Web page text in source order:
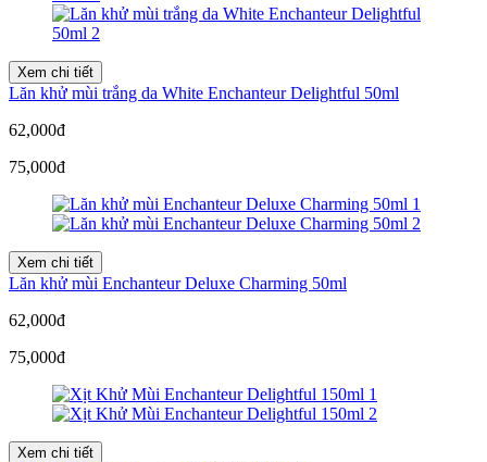
Xem chi tiết
Lăn khử mùi trắng da White Enchanteur Delightful 50ml
62,000đ
75,000đ
Xem chi tiết
Lăn khử mùi Enchanteur Deluxe Charming 50ml
62,000đ
75,000đ
Xem chi tiết